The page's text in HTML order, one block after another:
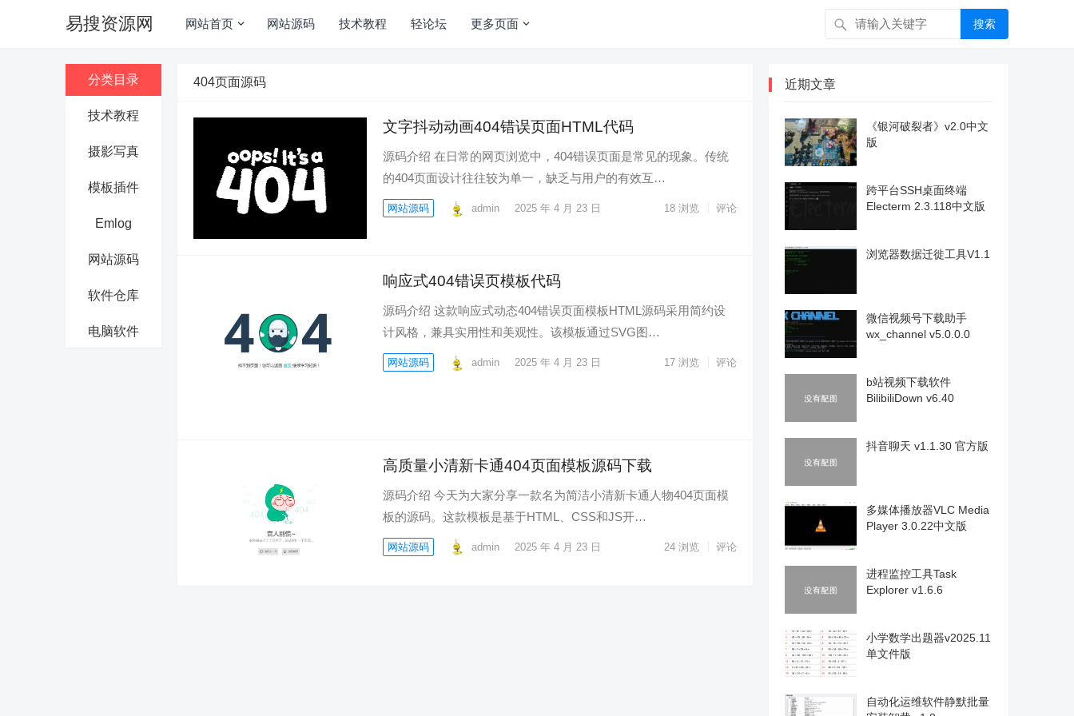
易搜资源网 网站首页 网站源码 技术教程 轻论坛 更多页面 搜索
分类目录
技术教程
摄影写真
模板插件
Emlog
网站源码
软件仓库
电脑软件
404页面源码
文字抖动动画404错误页面HTML代码
源码介绍 在日常的网页浏览中，404错误页面是常见的现象。传统
的404页面设计往往较为单一，缺乏与用户的有效互…
网站源码 admin 2025 年 4 月 23 日 18 浏览 评论
响应式404错误页模板代码
源码介绍 这款响应式动态404错误页面模板HTML源码采用简约设
计风格，兼具实用性和美观性。该模板通过SVG图…
网站源码 admin 2025 年 4 月 23 日 17 浏览 评论
高质量小清新卡通404页面模板源码下载
源码介绍 今天为大家分享一款名为简洁小清新卡通人物404页面模
板的源码。这款模板是基于HTML、CSS和JS开…
网站源码 admin 2025 年 4 月 23 日 24 浏览 评论
近期文章
《银河破裂者》v2.0中文
版
跨平台SSH桌面终端
Electerm 2.3.118中文版
浏览器数据迁徙工具V1.1
微信视频号下载助手
wx_channel v5.0.0.0
b站视频下载软件
BilibiliDown v6.40
抖音聊天 v1.1.30 官方版
多媒体播放器VLC Media
Player 3.0.22中文版
进程监控工具Task
Explorer v1.6.6
小学数学出题器v2025.11
单文件版
自动化运维软件静默批量